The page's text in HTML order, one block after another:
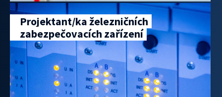
Projektant/ka železničních
zabezpečovacích zařízení